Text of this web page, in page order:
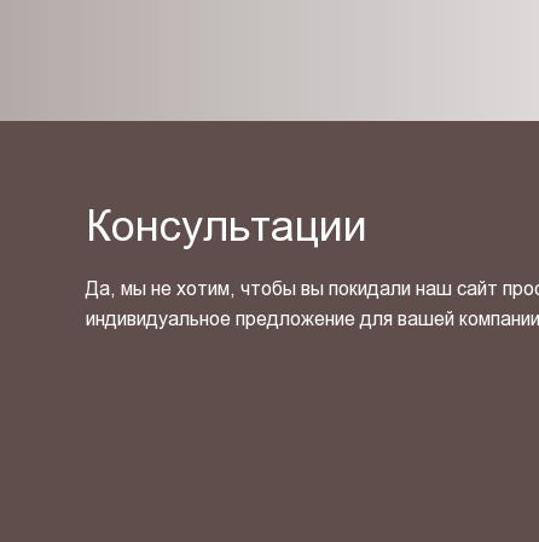
Консультации
Да, мы не хотим, чтобы вы покидали наш сайт
индивидуальное предложение для вашей